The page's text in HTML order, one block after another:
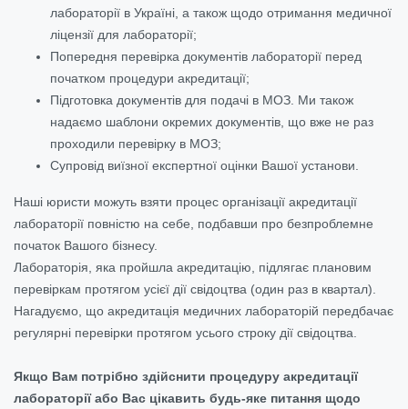
лабораторії в Україні, а також щодо отримання медичної
ліцензії для лабораторії;
Попередня перевірка документів лабораторії перед
початком процедури акредитації;
Підготовка документів для подачі в МОЗ. Ми також
надаємо шаблони окремих документів, що вже не раз
проходили перевірку в МОЗ;
Супровід виїзної експертної оцінки Вашої установи.
Наші юристи можуть взяти процес організації акредитації
лабораторії повністю на себе, подбавши про безпроблемне
початок Вашого бізнесу.
Лабораторія, яка пройшла акредитацію, підлягає плановим
перевіркам протягом усієї дії свідоцтва (один раз в квартал).
Нагадуємо, що акредитація медичних лабораторій передбачає
регулярні перевірки протягом усього строку дії свідоцтва.
Якщо Вам потрібно здійснити процедуру акредитації
лабораторії або Вас цікавить будь-яке питання щодо